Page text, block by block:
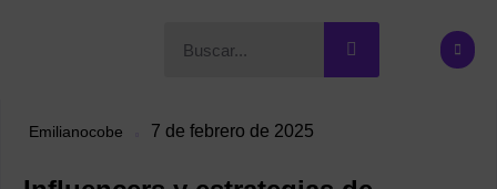
Emilianocobe 7 de febrero de 2025